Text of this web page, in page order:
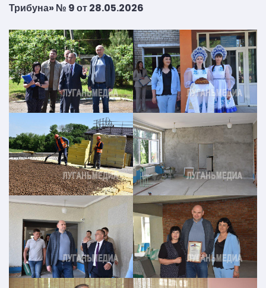
Трибуна» № 9 от 28.05.2026